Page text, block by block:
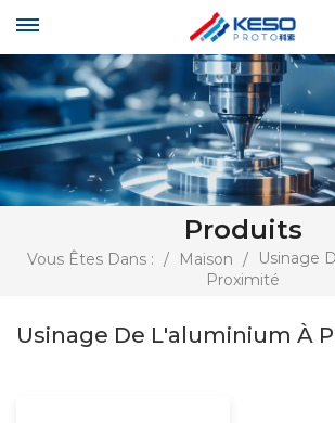
Produits
Vous Êtes Dans : / Maison /
Usinage
Proximité
Usinage De L'aluminium À